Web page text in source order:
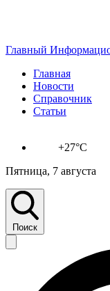
Главный
Главная
Новости
Справочник
Статьи
+27°C
Пятница, 7 августа
Поиск